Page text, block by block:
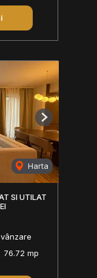
Harta
Next
SI UTILAT
76.72 mp